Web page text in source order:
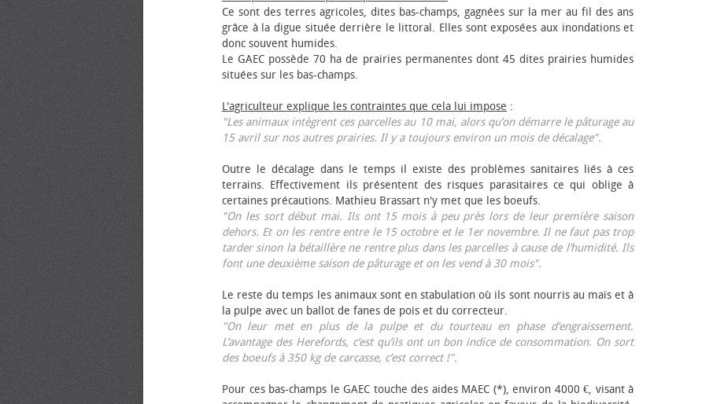
Ce sont des terres agricoles, dites bas-champs, gagnées sur la mer au fil des ans
grâce à la digue située derrière le littoral. Elles sont exposées aux inondations et
donc souvent humides.
Le GAEC possède 70 ha de prairies permanentes dont 45 dites prairies humides
situées sur les bas-champs.
L'agriculteur explique les contraintes que cela lui impose :
"Les animaux intègrent ces parcelles au 10 mai, alors qu’on démarre le pâturage au
15 avril sur nos autres prairies. Il y a toujours environ un mois de décalage".
Outre le décalage dans le temps il existe des problèmes sanitaires liés à ces
terrains. Effectivement ils présentent des risques parasitaires ce qui oblige à
certaines précautions. Mathieu Brassart n'y met que les bœufs.
"On les sort début mai. Ils ont 15 mois à peu près lors de leur première saison
dehors. Et on les rentre entre le 15 octobre et le 1er novembre. Il ne faut pas trop
tarder sinon la bétaillère ne rentre plus dans les parcelles à cause de l’humidité. Ils
font une deuxième saison de pâturage et on les vend à 30 mois".
Le reste du temps les animaux sont en stabulation où ils sont nourris au maïs et à
la pulpe avec un ballot de fanes de pois et du correcteur.
"On leur met en plus de la pulpe et du tourteau en phase d’engraissement.
L’avantage des Herefords, c’est qu’ils ont un bon indice de consommation. On sort
des bœufs à 350 kg de carcasse, c’est correct !".
Pour ces bas-champs le GAEC touche des aides MAEC (*), environ 4000 €, visant à